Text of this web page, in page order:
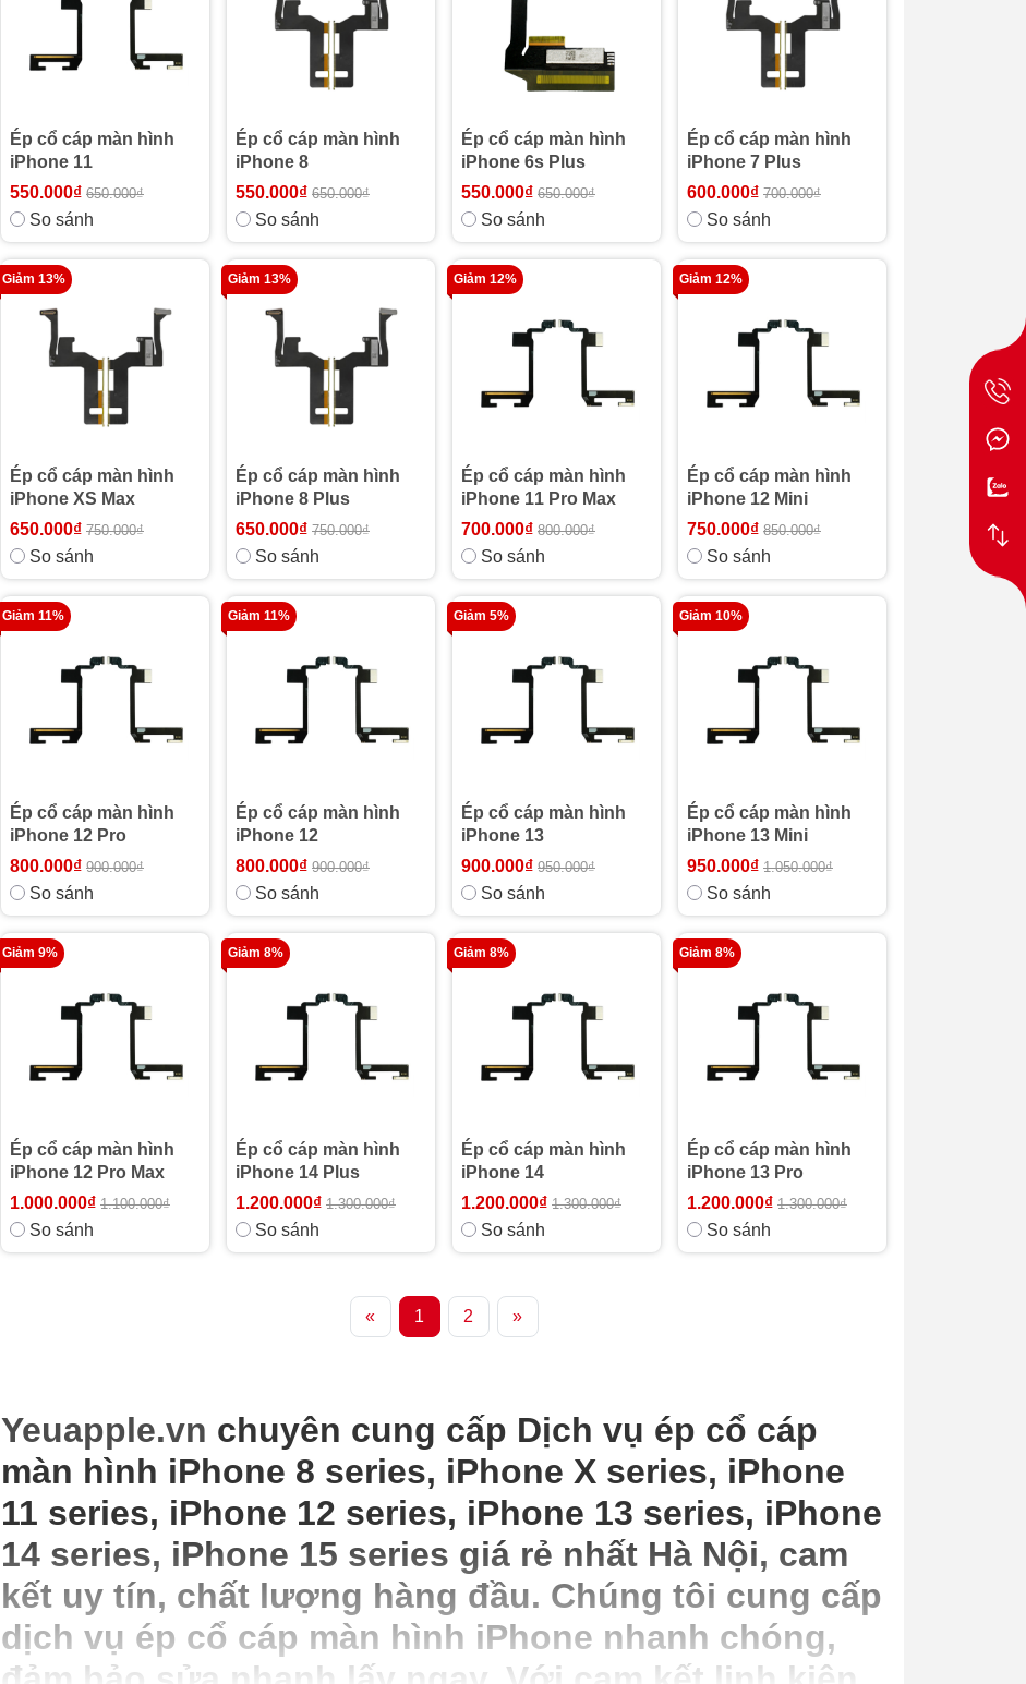
Ép cổ cáp màn hình
iPhone 11
550.000₫ 650.000₫
So sánh
Ép cổ cáp màn hình
iPhone 8
550.000₫ 650.000₫
So sánh
Ép cổ cáp màn hình
iPhone 6s Plus
550.000₫ 650.000₫
So sánh
Ép cổ cáp màn hình
iPhone 7 Plus
600.000₫ 700.000₫
So sánh
Giảm 13%
Ép cổ cáp màn hình
iPhone XS Max
650.000₫ 750.000₫
So sánh
Giảm 13%
Ép cổ cáp màn hình
iPhone 8 Plus
650.000₫ 750.000₫
So sánh
Giảm 12%
Ép cổ cáp màn hình
iPhone 11 Pro Max
700.000₫ 800.000₫
So sánh
Giảm 12%
Ép cổ cáp màn hình
iPhone 12 Mini
750.000₫ 850.000₫
So sánh
Giảm 11%
Ép cổ cáp màn hình
iPhone 12 Pro
800.000₫ 900.000₫
So sánh
Giảm 11%
Ép cổ cáp màn hình
iPhone 12
800.000₫ 900.000₫
So sánh
Giảm 5%
Ép cổ cáp màn hình
iPhone 13
900.000₫ 950.000₫
So sánh
Giảm 10%
Ép cổ cáp màn hình
iPhone 13 Mini
950.000₫ 1.050.000₫
So sánh
Giảm 9%
Ép cổ cáp màn hình
iPhone 12 Pro Max
1.000.000₫ 1.100.000₫
So sánh
Giảm 8%
Ép cổ cáp màn hình
iPhone 14 Plus
1.200.000₫ 1.300.000₫
So sánh
Giảm 8%
Ép cổ cáp màn hình
iPhone 14
1.200.000₫ 1.300.000₫
So sánh
Giảm 8%
Ép cổ cáp màn hình
iPhone 13 Pro
1.200.000₫ 1.300.000₫
So sánh
« 1 2 »
Yeuapple.vn chuyên cung cấp Dịch vụ ép cổ cáp
màn hình iPhone 8 series, iPhone X series, iPhone
11 series, iPhone 12 series, iPhone 13 series, iPhone
14 series, iPhone 15 series giá rẻ nhất Hà Nội, cam
kết uy tín, chất lượng hàng đầu. Chúng tôi cung cấp
dịch vụ ép cổ cáp màn hình iPhone nhanh chóng,